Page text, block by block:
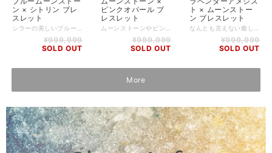
ン × シトリン ブレ
スレット
¥999,999
SOLD OUT
ピンクオパール ブ
レスレット
¥999,999
SOLD OUT
ト × ムーンストー
ン ブレスレット
¥999,999
SOLD OUT
More